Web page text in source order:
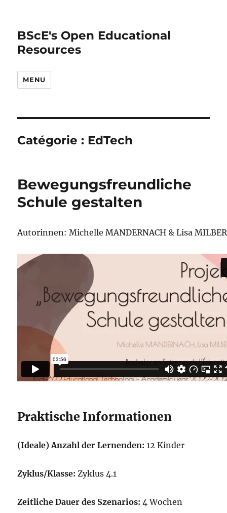
BScE's Open Educational
Resources
MENU
Catégorie : EdTech
Bewegungsfreundliche
Schule gestalten
Autorinnen: Michelle MANDERNACH & Lisa
Praktische Informationen
(Ideale) Anzahl der Lernenden:12 Kinder
Zyklus/Klasse: Zyklus 4.1
Zeitliche Dauer des Szenarios: 4 Wochen